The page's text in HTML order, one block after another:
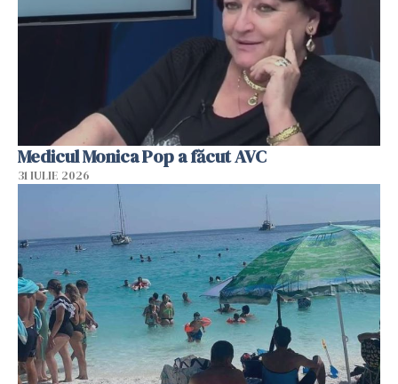
Medicul Monica Pop a făcut AVC
31 IULIE 2026